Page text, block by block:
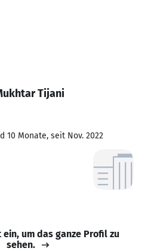
Tijani
10 Monate, seit Nov. 2022
ein, um das ganze Profil zu
sehen.